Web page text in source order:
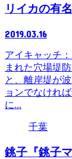
リイカの有
2019.03.16
アイキャッチ
まれた穴場堤
と、離岸堤が
ョンでなけれ
に...
千葉
銚子『銚子